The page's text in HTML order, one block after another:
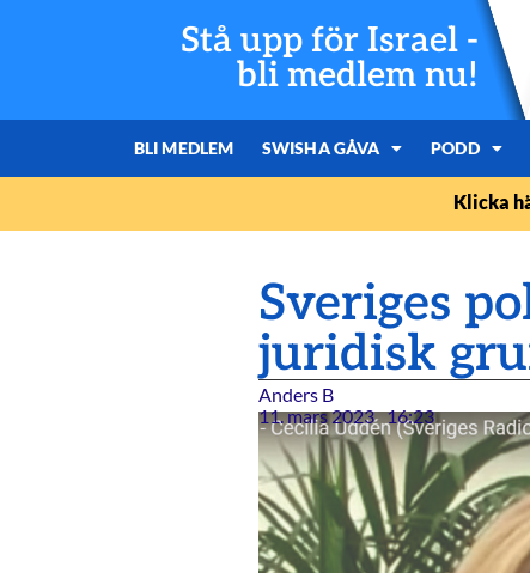
Stå upp för Israel -
bli medlem nu!
BLI MEDLEM SWISHA GÅVA PODD
Klicka
Sveriges
juridisk
Anders B
11. mars 2023 16:23